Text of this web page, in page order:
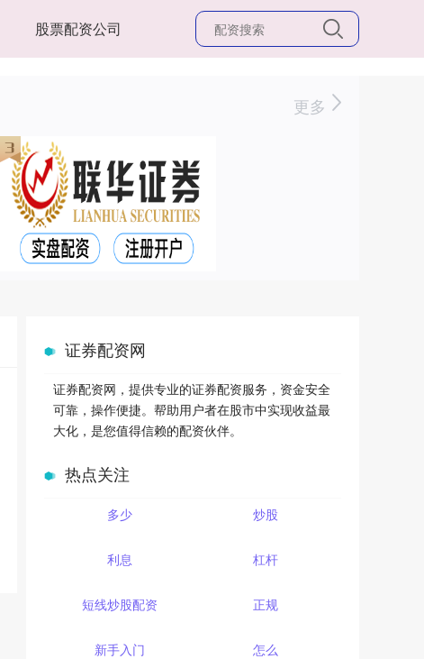
股票配资公司
更多
证券配资网
证券配资网，提供专业的证券配资服务，资金安全
可靠，操作便捷。帮助用户者在股市中实现收益最
大化，是您值得信赖的配资伙伴。
热点关注
多少 炒股
利息 杠杆
短线炒股配资 正规
新手入门 怎么